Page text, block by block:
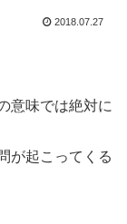
2018.07.27
意味では絶対に
が起こってくる